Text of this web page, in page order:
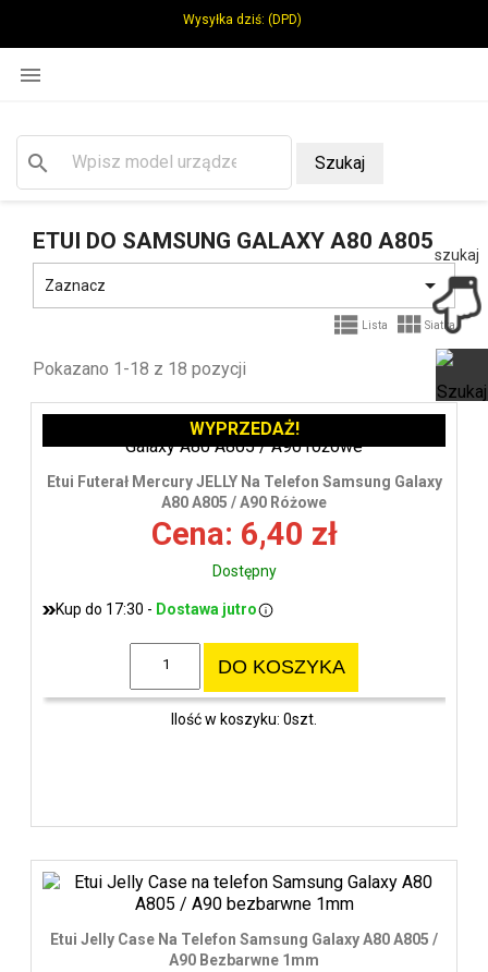
Wysyłka dziś: (DPD)

search Szukaj
ETUI DO SAMSUNG GALAXY A80 A805
Zaznacz 
 Lista  Siatka
Pokazano 1-18 z 18 pozycji
Etui Futerał Mercury JELLY Na Telefon Samsung Galaxy
A80 A805 / A90 Różowe
Cena: 6,40 zł
Dostępny
Kup do 17:30 - Dostawa jutro
DO KOSZYKA
Ilość w koszyku: 0szt.
WYPRZEDAŻ!
Etui Jelly Case Na Telefon Samsung Galaxy A80 A805 /
A90 Bezbarwne 1mm
szukaj